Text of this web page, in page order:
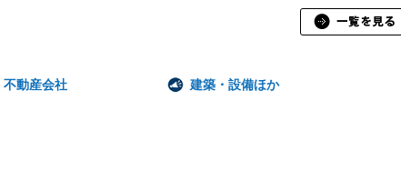
不動産会社 建築・設備ほか